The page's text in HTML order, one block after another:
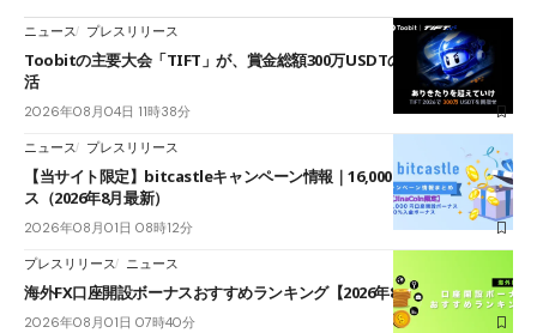
ニュース プレスリリース
Toobitの主要大会「TIFT」が、賞金総額300万USDTのレースとして復
活
2026年08月04日 11時38分
ニュース プレスリリース
【当サイト限定】bitcastleキャンペーン情報｜16,000円口座開設ボーナ
ス（2026年8月最新）
2026年08月01日 08時12分
プレスリリース ニュース
海外FX口座開設ボーナスおすすめランキング【2026年8月最新】
2026年08月01日 07時40分